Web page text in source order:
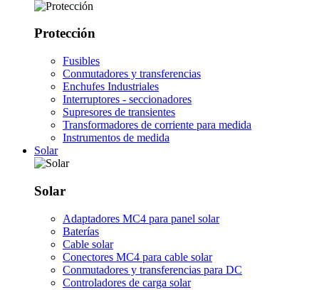
Protección
Fusibles
Conmutadores y transferencias
Enchufes Industriales
Interruptores - seccionadores
Supresores de transientes
Transformadores de corriente para medida
Instrumentos de medida
Solar
Solar
Adaptadores MC4 para panel solar
Baterías
Cable solar
Conectores MC4 para cable solar
Conmutadores y transferencias para DC
Controladores de carga solar